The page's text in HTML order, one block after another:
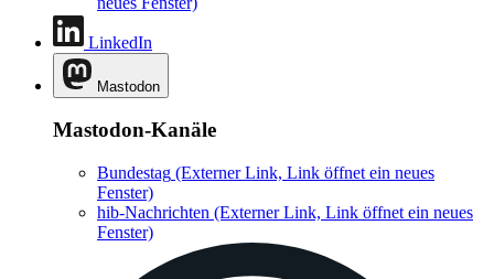
LinkedIn
Mastodon
Mastodon-Kanäle
Bundestag (Externer Link, Link öffnet ein neues
Fenster)
hib-Nachrichten (Externer Link, Link öffnet ein neues
Fenster)